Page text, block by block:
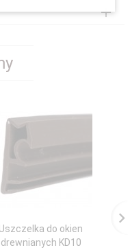
Uszczelka do okien
drewnianych KD10